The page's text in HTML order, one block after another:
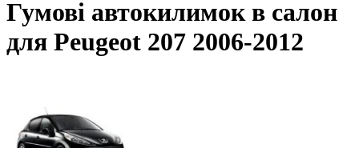
Гумові автокилимок в салон
для Peugeot 207 2006-2012